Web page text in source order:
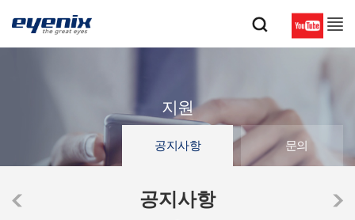
지원
공지사항 문의
공지사항